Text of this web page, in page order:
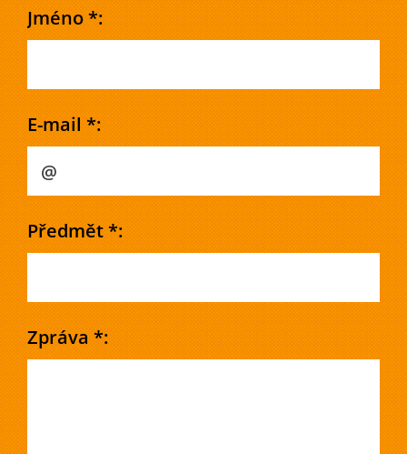
Jméno *:
E-mail *:
Předmět *:
Zpráva *: